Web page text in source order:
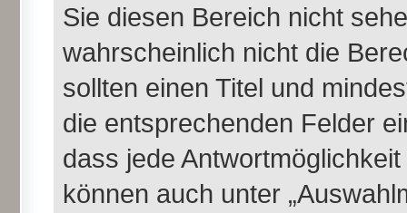
Sie diesen Bereich nicht
wahrscheinlich nicht die
sollten einen Titel und
die entsprechenden Felder
dass jede
können auch unter